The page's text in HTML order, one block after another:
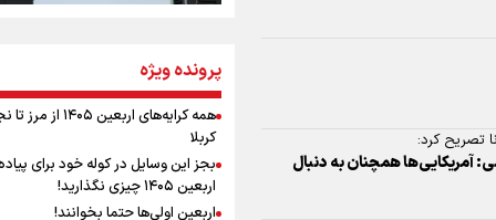
در جنوب لبنان
نگاه تمدنی رهبر
فضای مجازی
اینفو برنا / جدول کامل فاصله
شلمچه تا شهرهای زیارتی عراق
پرونده ویژه
همه کرایه‌های اربعین ۱۴۰۵
کربلا
بجز این وسایل در کوله خود برای
اربعین ۱۴۰۵ چیزی نگذارید!
اربعین اولی‌ها حتما بخوانند!